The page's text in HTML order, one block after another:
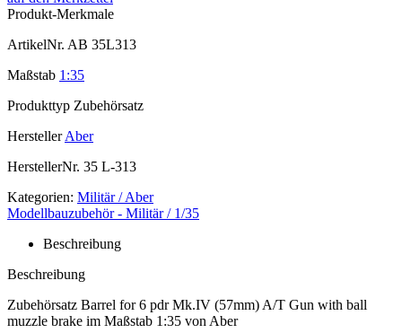
Produkt-Merkmale
ArtikelNr. AB 35L313
Maßstab 1:35
Produkttyp Zubehörsatz
Hersteller Aber
HerstellerNr. 35 L-313
Kategorien: Militär / Aber
Modellbauzubehör - Militär / 1/35
Beschreibung
Beschreibung
Zubehörsatz Barrel for 6 pdr Mk.IV (57mm) A/T Gun with ball
muzzle brake im Maßstab 1:35 von Aber